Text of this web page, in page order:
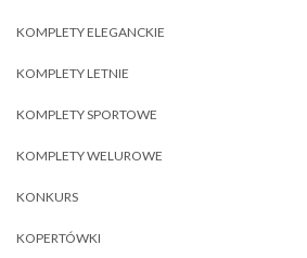
KOMPLETY ELEGANCKIE
KOMPLETY LETNIE
KOMPLETY SPORTOWE
KOMPLETY WELUROWE
KONKURS
KOPERTÓWKI